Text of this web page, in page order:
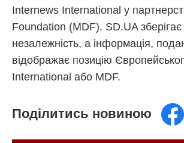
Internews International у
Foundation (MDF). SD.UA
незалежність, а інформація,
відображає позицію
International або MDF.
Поділитись новиною